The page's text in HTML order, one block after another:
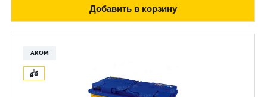
Добавить в корзину
АКОМ